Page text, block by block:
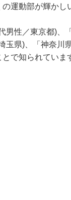
運動部が輝かし
男性／東京都)、
玉県)、「神奈川
で知られていま